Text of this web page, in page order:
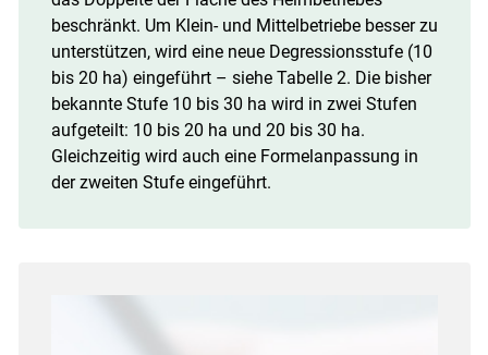
beschränkt. Um Klein- und Mittelbetriebe besser zu
unterstützen, wird eine neue Degressionsstufe (10
bis 20 ha) eingeführt – siehe Tabelle 2. Die bisher
bekannte Stufe 10 bis 30 ha wird in zwei Stufen
aufgeteilt: 10 bis 20 ha und 20 bis 30 ha.
Gleichzeitig wird auch eine Formelanpassung in
der zweiten Stufe eingeführt.